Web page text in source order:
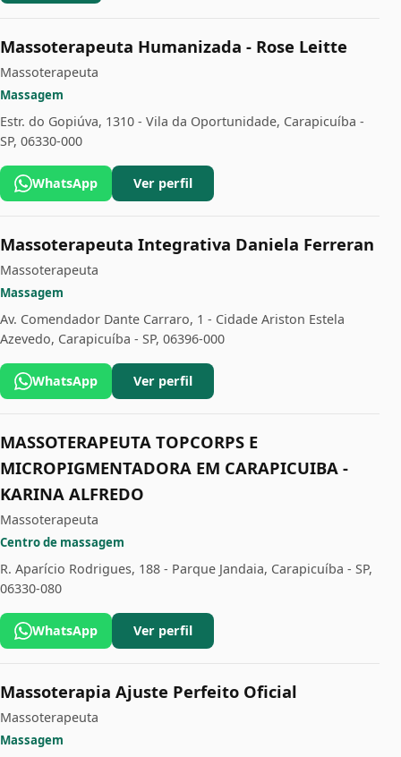
Massoterapeuta Humanizada - Rose Leitte
Massoterapeuta
Massagem
Estr. do Gopiúva, 1310 - Vila da Oportunidade, Carapicuíba -
SP, 06330-000
WhatsApp Ver perfil
Massoterapeuta Integrativa Daniela Ferreran
Massoterapeuta
Massagem
Av. Comendador Dante Carraro, 1 - Cidade Ariston Estela
Azevedo, Carapicuíba - SP, 06396-000
WhatsApp Ver perfil
MASSOTERAPEUTA TOPCORPS E
MICROPIGMENTADORA EM CARAPICUIBA -
KARINA ALFREDO
Massoterapeuta
Centro de massagem
R. Aparício Rodrigues, 188 - Parque Jandaia, Carapicuíba - SP,
06330-080
WhatsApp Ver perfil
Massoterapia Ajuste Perfeito Oficial
Massoterapeuta
Massagem